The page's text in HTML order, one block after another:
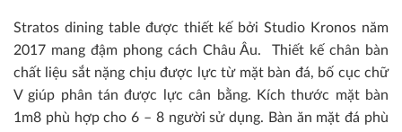
Stratos dining table được thiết kế bởi Studio Kronos năm
2017 mang đậm phong cách Châu Âu. Thiết kế chân bàn
chất liệu sắt nặng chịu được lực từ mặt bàn đá, bố cục chữ
V giúp phân tán được lực cân bằng. Kích thước mặt bàn
1m8 phù hợp cho 6 – 8 người sử dụng. Bàn ăn mặt đá phù